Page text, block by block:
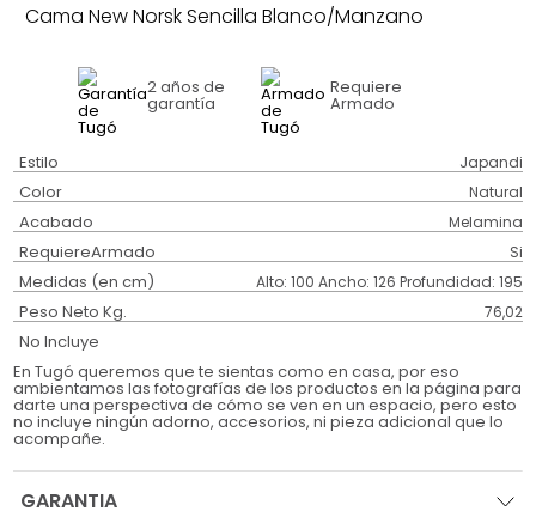
Cama New Norsk Sencilla Blanco/Manzano
2 años de
garantía
Requiere
Armado
Estilo Japandi
Color Natural
Acabado Melamina
RequiereArmado Si
Medidas (en cm) Alto: 100 Ancho: 126 Profundidad: 195
Peso Neto Kg. 76,02
No Incluye
En Tugó queremos que te sientas como en casa, por eso
ambientamos las fotografías de los productos en la página para
darte una perspectiva de cómo se ven en un espacio, pero esto
no incluye ningún adorno, accesorios, ni pieza adicional que lo
acompañe.
GARANTIA